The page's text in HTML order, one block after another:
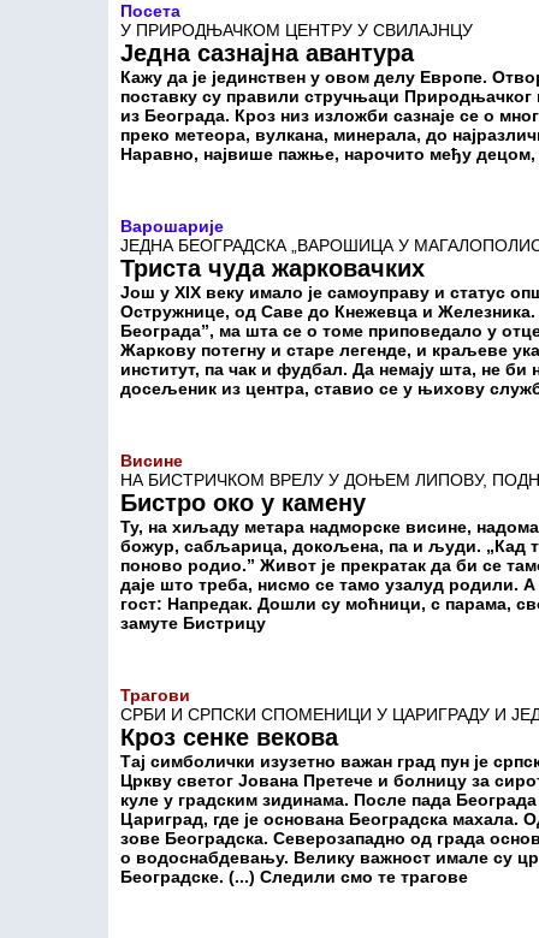
Посета
У ПРИРОДЊАЧКОМ ЦЕНТРУ У СВИЛАЈНЦУ
Једна сазнајна авантура
Кажу да је јединствен у овом делу Европе.
поставку су правили стручњаци Природњачког
из Београда. Кроз низ изложби сазнаје се о
преко метеора, вулкана, минерала, до
Наравно, највише пажње, нарочито међу
Варошарије
ЈЕДНА БЕОГРАДСКА „ВАРОШИЦА У
Триста чуда жарковачких
Још у XIX веку имало је самоуправу и статус
Остружнице, од Саве до Кнежевца и
Београда”, ма шта се о томе приповедало у
Жаркову потегну и старе легенде, и краљеве
институт, па чак и фудбал. Да немају шта, не би
досељеник из центра, ставио се у њихову
Висине
НА БИСТРИЧКОМ ВРЕЛУ У ДОЊЕМ ЛИПОВУ,
Бистро око у камену
Ту, на хиљаду метара надморске висине,
божур, сабљарица, докољена, па и људи. „Кад
поново родио.” Живот је прекратак да би се
даје што треба, нисмо се тамо узалуд родили.
гост: Напредак. Дошли су моћници, с парама,
замуте Бистрицу
Трагови
СРБИ И СРПСКИ СПОМЕНИЦИ У ЦАРИГРАДУ И
Кроз сенке векова
Тај симболички изузетно важан град пун је
Цркву светог Јована Претече и болницу за
куле у градским зидинама. После пада
Цариград, где је основана Београдска махала.
зове Београдска. Северозападно од града
о водоснабдевању. Велику важност имале су
Београдске. (...) Следили смо те трагове